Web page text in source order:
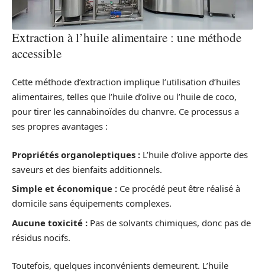
Extraction à l’huile alimentaire : une méthode
accessible
Cette méthode d’extraction implique l’utilisation d’huiles
alimentaires, telles que l’huile d’olive ou l’huile de coco,
pour tirer les cannabinoïdes du chanvre. Ce processus a
ses propres avantages :
Propriétés organoleptiques : L’huile d’olive apporte des
saveurs et des bienfaits additionnels.
Simple et économique : Ce procédé peut être réalisé à
domicile sans équipements complexes.
Aucune toxicité : Pas de solvants chimiques, donc pas de
résidus nocifs.
Toutefois, quelques inconvénients demeurent. L’huile